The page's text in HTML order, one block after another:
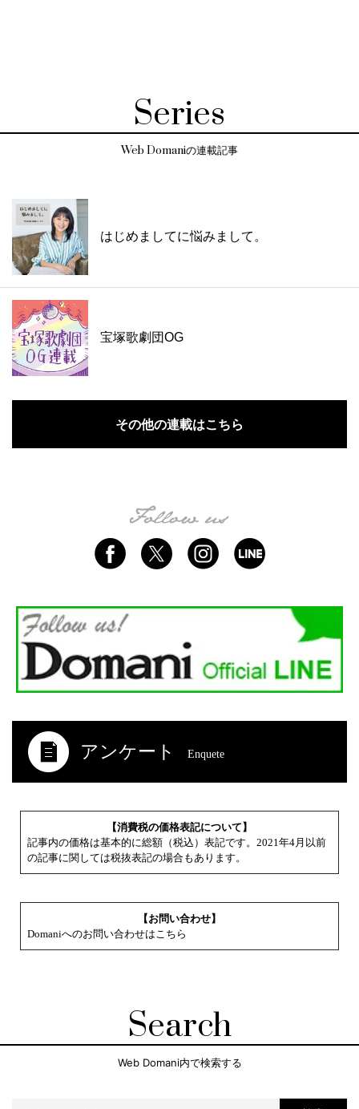
Series
Web Domaniの連載記事
はじめましてに悩みまして。
宝塚歌劇団OG
その他の連載はこちら
アンケート Enquete
【消費税の価格表記について】
記事内の価格は基本的に総額（税込）表記です。2021年4月以前
の記事に関しては税抜表記の場合もあります。
【お問い合わせ】
Domaniへのお問い合わせはこちら
Search
Web Domani内で検索する